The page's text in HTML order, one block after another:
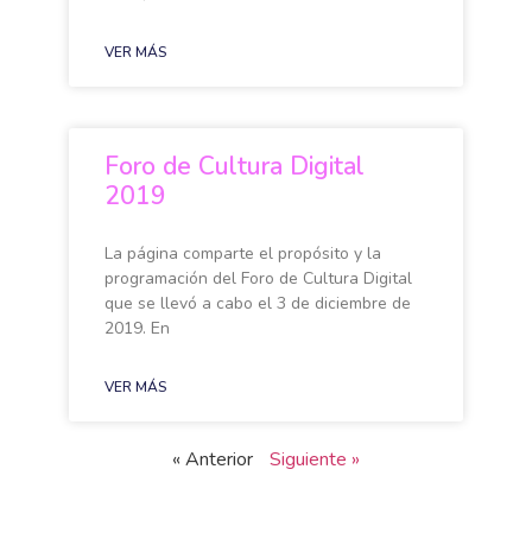
VER MÁS
Foro de Cultura Digital
2019
La página comparte el propósito y la
programación del Foro de Cultura Digital
que se llevó a cabo el 3 de diciembre de
2019. En
VER MÁS
« Anterior Siguiente »